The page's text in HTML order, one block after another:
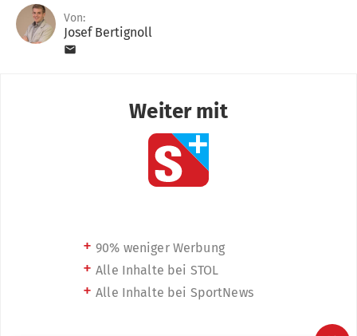
Von:
Josef Bertignoll